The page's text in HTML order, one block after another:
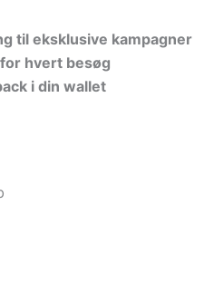
til eksklusive kampagner
hvert besøg
i din wallet